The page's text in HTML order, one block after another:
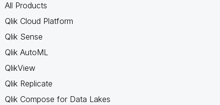
All Products
Qlik Cloud Platform
Qlik Sense
Qlik AutoML
QlikView
Qlik Replicate
Qlik Compose for Data Lakes